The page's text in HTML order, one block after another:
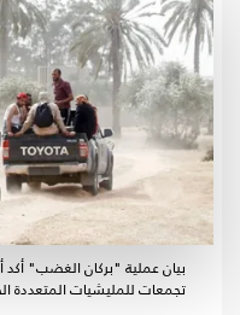
بيان عملية "بركان الغضب" أكد
تجمعات للمليشيات المتعددة